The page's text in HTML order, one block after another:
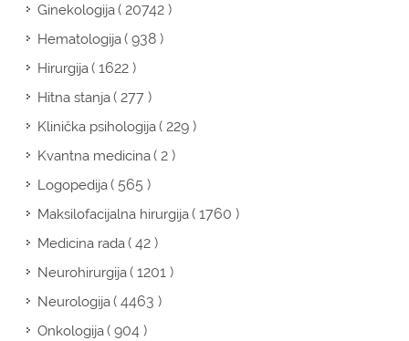
Ginekologija( 20742 )
Hematologija( 938 )
Hirurgija( 1622 )
Hitna stanja( 277 )
Klinička psihologija( 229 )
Kvantna medicina( 2 )
Logopedija( 565 )
Maksilofacijalna hirurgija( 1760 )
Medicina rada( 42 )
Neurohirurgija( 1201 )
Neurologija( 4463 )
Onkologija( 904 )